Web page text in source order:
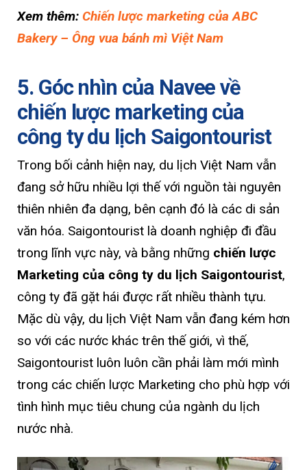
Xem thêm: Chiến lược marketing của ABC
Bakery – Ông vua bánh mì Việt Nam
5. Góc nhìn của Navee về
chiến lược marketing của
công ty du lịch Saigontourist
Trong bối cảnh hiện nay, du lịch Việt Nam vẫn
đang sở hữu nhiều lợi thế với nguồn tài nguyên
thiên nhiên đa dạng, bên cạnh đó là các di sản
văn hóa. Saigontourist là doanh nghiệp đi đầu
trong lĩnh vực này, và bằng những chiến lược
Marketing của công ty du lịch Saigontourist,
công ty đã gặt hái được rất nhiều thành tựu.
Mặc dù vậy, du lịch Việt Nam vẫn đang kém hơn
so với các nước khác trên thế giới, vì thế,
Saigontourist luôn luôn cần phải làm mới mình
trong các chiến lược Marketing cho phù hợp với
tình hình mục tiêu chung của ngành du lịch
nước nhà.